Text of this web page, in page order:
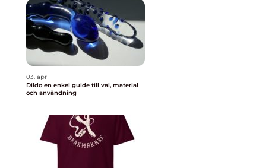
03. apr
Dildo en enkel guide till val, material
och användning